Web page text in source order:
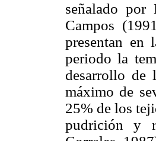
señalado
Campos
presentan en
periodo la
desarrollo de
máximo de
25% de los
pudrición y